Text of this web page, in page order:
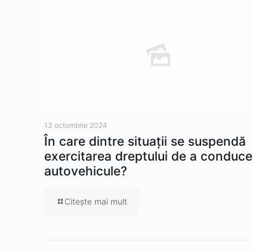
13 octombrie 2024
În care dintre situaţii se suspendă
exercitarea dreptului de a conduce
autovehicule?
Citeşte mai mult